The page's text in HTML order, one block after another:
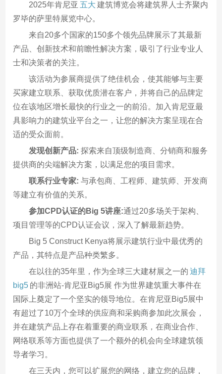
2025年肯尼亚 五大 建筑博览会将建筑界人士齐聚内
罗毕的萨里特展览中心。
来自20多个国家的150多个领先品牌展示了其最新
产品、创新技术和前瞻性解决方案，吸引了行业专业人
士和决策者的关注。
该活动为参展商提供了绝佳机会，使其能够与主要
买家建立联系、获取优质潜在客户，并将自己的品牌定
位在该地区增长最快的行业之一的前沿。加入肯尼亚最
具影响力的建筑业平台之一，让您的解决方案呈现在合
适的受众面前。
发现创新产品: 探索来自顶级制造商、分销商和服务
提供商的尖端解决方案，以满足您的项目需求。
联系行业专家: 与承包商、工程师、建筑师、开发商
等建立有价值的关系。
参加CPD认证的Big 5讲座:通过20多场关于架构、
项目管理等的CPD认证会议，深入了解最新趋势。
Big 5 Construct Kenya将展示建筑行业中最优秀的
产品，其特点是产品种类繁多。
在以往的35年里，作为全球三大建材展之一的 迪拜
big5 的非洲站-肯尼亚Big5展 作为世界建筑重大事件在
国际上奠定了一个坚实的领导地位。在肯尼亚Big5展中
有超过了10万个全球的供应商和采购商参加此次展会，
并在建筑产品上存在着重要的商业联系，在商业合作、
网络联系等方面也提供了一个额外的机会向全球建筑领
导者学习。
在三天内，您可以扩展您的网络，建立您的品牌，